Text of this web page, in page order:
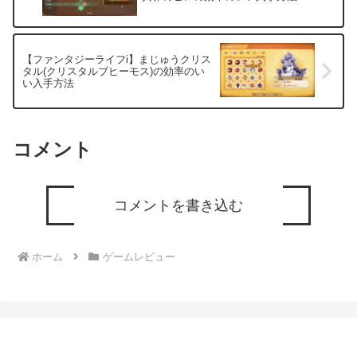
【ファンタジーライフi】まじゅうクリス
タル(クリスタルブヒーモス)の効率のい
い入手方法
コメント
コメントを書き込む
ホーム ゲームレビュー